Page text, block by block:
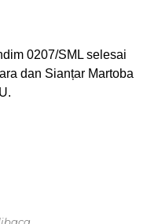
0207/SML selesai
dan Sianțar Martoba